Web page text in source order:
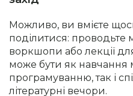
Можливо, ви вмієте
поділитися: проводьте
воркшопи або лекції
може бути як
програмуванню, так і
літературні вечори.